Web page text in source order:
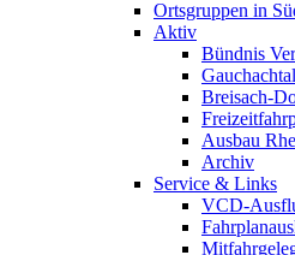
Ortsgruppen in
Aktiv
Bündnis
Breisach-
Ausbau
Archiv
Service & Links
VCD-